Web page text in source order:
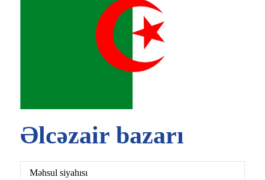
Əlcəzair bazarı
Məhsul siyahısı